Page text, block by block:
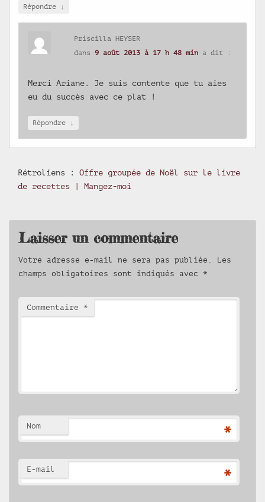
Répondre ↓
Priscilla HEYSER
dans9 août 2013 à 17 h 48 min a dit :
Merci Ariane. Je suis contente que tu aies
eu du succès avec ce plat !
Répondre ↓
Rétroliens : Offre groupée de Noël sur le livre
de recettes | Mangez-moi
Laisser un commentaire
Votre adresse e-mail ne sera pas publiée.
Les
champs obligatoires sont indiqués avec *
Commentaire *
Nom *
E-mail *